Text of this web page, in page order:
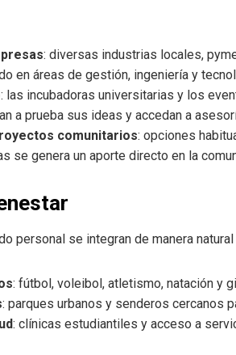
: diversas industrias locales,
en áreas de gestión, ingeniería y
: las incubadoras universitarias y los
a prueba sus ideas y accedan a
comunitarios: opciones
se genera un aporte directo en la
personal se integran de manera
: fútbol, voleibol, atletismo, natación y
: parques urbanos y senderos cercanos
: clínicas estudiantiles y acceso a